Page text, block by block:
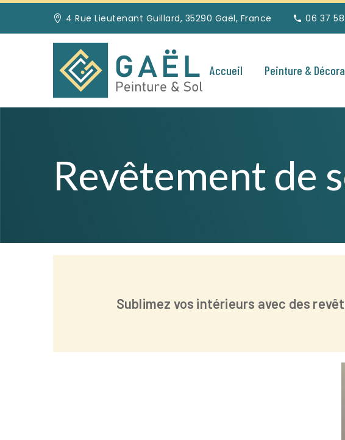
4 Rue Lieutenant Guillard, 35290 Gaël, France 06 37
Accueil Peinture &
Revêtement de
Sublimez vos intérieurs avec des